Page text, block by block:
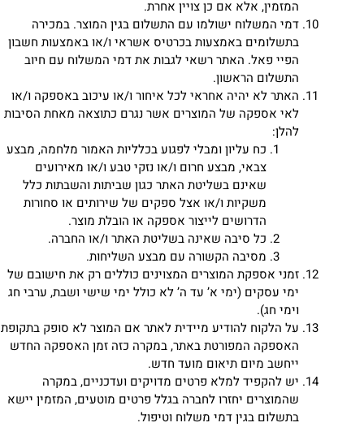
המזמין, אלא אם כן צויין אחרת.
דמי המשלוח ישולמו עם התשלום בגין המוצר. במכירה
בתשלומים באמצעות בכרטיס אשראי ו/או באמצעות חשבון
הפיי פאל. האתר רשאי לגבות את דמי המשלוח עם חיוב
התשלום הראשון.
האתר לא יהיה אחראי לכל איחור ו/או עיכוב באספקה ו/או
לאי אספקה של המוצרים אשר נגרם כתוצאה מאחת הסיבות
להלן:
כח עליון ומבלי לפגוע בכלליות האמור מלחמה, מבצע
צבאי, מבצע חרום ו/או נזקי טבע ו/או מאירועים
שאינם בשליטת האתר כגון שביתות והשבתות כלל
משקיות ו/או אצל ספקים של שירותים או סחורות
הדרושים לייצור אספקה או הובלת מוצר.
כל סיבה שאינה בשליטת האתר ו/או החברה.
מסיבה הקשורה עם מבצע השליחות.
זמני אספקת המוצרים המצוינים כוללים רק את חישובם של
ימי עסקים (ימי א’ עד ה’ לא כולל ימי שישי ושבת, ערבי חג
וימי חג).
על הלקוח להודיע מיידית לאתר אם המוצר לא סופק בתקופת
האספקה המפורטת באתר, במקרה כזה זמן האספקה החדש
ייחשב מיום תיאום מועד חדש.
יש להקפיד למלא פרטים מדויקים ועדכניים, במקרה
שהמוצרים יחזרו לחברה בגלל פרטים מוטעים, המזמין יישא
בתשלום בגין דמי משלוח וטיפול.